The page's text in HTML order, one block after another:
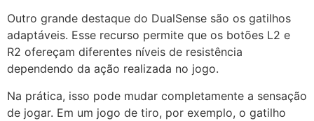
Outro grande destaque do DualSense são os gatilhos
adaptáveis. Esse recurso permite que os botões L2 e
R2 ofereçam diferentes níveis de resistência
dependendo da ação realizada no jogo.
Na prática, isso pode mudar completamente a sensação
de jogar. Em um jogo de tiro, por exemplo, o gatilho